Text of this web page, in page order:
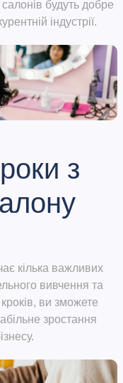
будуть добре
індустрії.
з
кілька важливих
вивчення та
ви зможете
зростання